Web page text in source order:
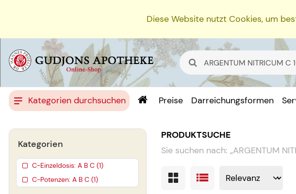
Diese Website nutzt Cookies, um
Kategorien durchsuchen Preise Darreichungsformen
PRODUKTSUCHE
Sie suchen nach: „ARGENTUM
Kategorien
C-Einzeldosis: A B C (1)
C-Potenzen: A B C (1)